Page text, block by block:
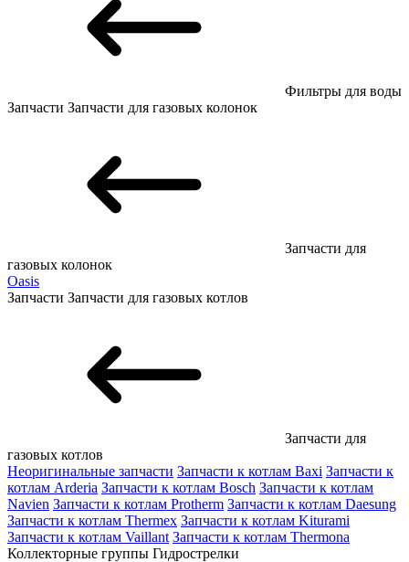
Фильтры для воды
Запчасти Запчасти для газовых колонок
Запчасти для
газовых колонок
Oasis
Запчасти Запчасти для газовых котлов
Запчасти для
газовых котлов
Неоригинальные запчасти Запчасти к котлам Baxi Запчасти к
котлам Arderia Запчасти к котлам Bosch Запчасти к котлам
Navien Запчасти к котлам Protherm Запчасти к котлам Daesung
Запчасти к котлам Thermex Запчасти к котлам Kiturami
Запчасти к котлам Vaillant Запчасти к котлам Thermona
Коллекторные группы Гидрострелки